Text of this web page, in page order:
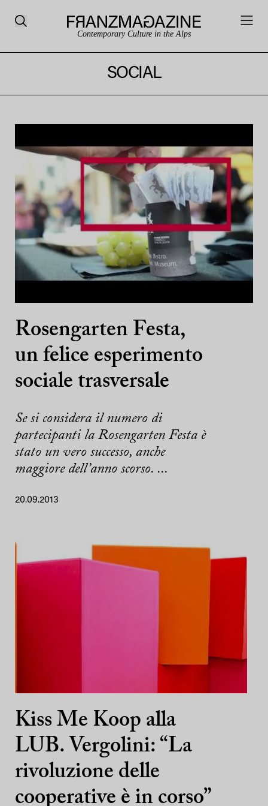
Contemporary Culture in the Alps
SOCIAL
Rosengarten Festa,
un felice esperimento
sociale trasversale
Se si considera il numero di
partecipanti la Rosengarten Festa è
stato un vero successo, anche
maggiore dell’anno scorso. ...
20.09.2013
Kiss Me Koop alla
LUB. Vergolini: “La
rivoluzione delle
cooperative è in corso”